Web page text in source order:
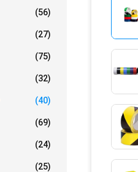
(56)
(27)
(75)
(32)
(40)
(69)
(24)
(25)